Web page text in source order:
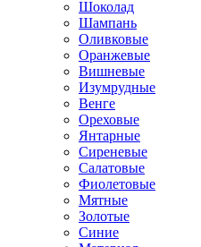
Шоколад
Шампань
Оливковые
Оранжевые
Вишневые
Изумрудные
Венге
Ореховые
Янтарные
Сиреневые
Салатовые
Фиолетовые
Мятные
Золотые
Синие